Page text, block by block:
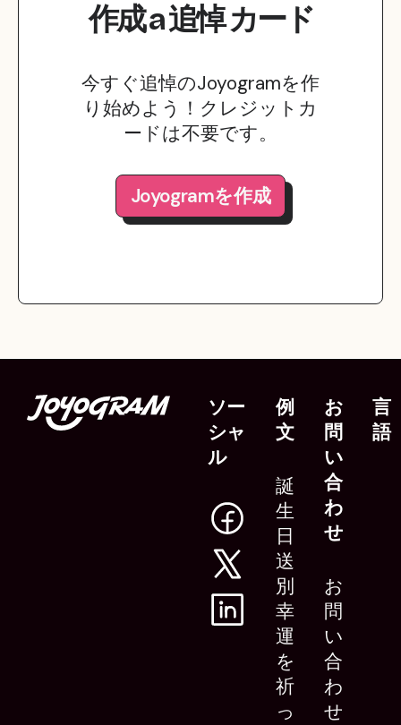
作成a追悼 カード
今すぐ追悼のJoyogramを作
り始めよう！クレジットカ
ードは不要です。
Joyogramを作成
ソー
シャ
ル
例
文
誕
生
日
送
別
幸
運
を
祈
っ
お
問
い
合
わ
せ
お
問
い
合
わ
せ
言
語